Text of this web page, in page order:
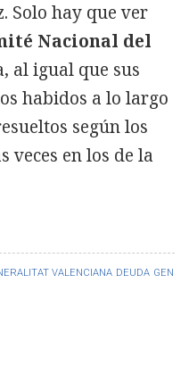
VALENCIANA DEUDA
Solo hay que ver
Nacional del
al igual que sus
habidos a lo largo
según los
veces en los de la